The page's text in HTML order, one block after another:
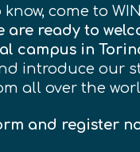
come to
are ready to
campus in
introduce our
all over the
and register